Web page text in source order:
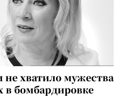
не хватило мужества
в бомбардировке